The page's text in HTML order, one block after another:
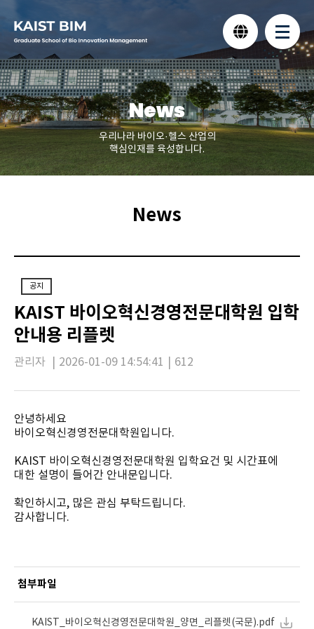
News
우리나라 바이오·헬스 산업의
핵심인재를 육성합니다.
News
공지
KAIST 바이오혁신경영전문대학원 입학
안내용 리플렛
관리자 2026-01-09 14:54:41 612
안녕하세요
바이오혁신경영전문대학원입니다.
KAIST 바이오혁신경영전문대학원 입학요건 및 시간표에
대한 설명이 들어간 안내문입니다.
확인하시고, 많은 관심 부탁드립니다.
감사합니다.
첨부파일
KAIST_바이오혁신경영전문대학원_양면_리플렛(국문).pdf